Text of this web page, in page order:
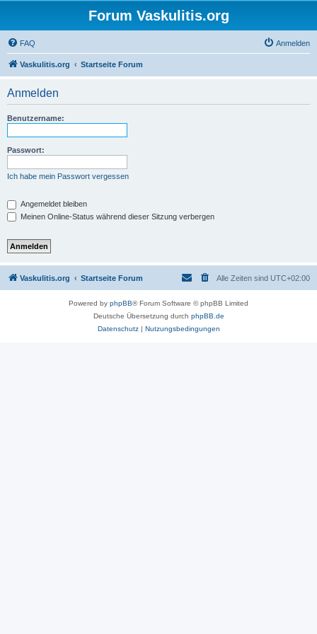
Forum Vaskulitis.org
FAQ Anmelden
Vaskulitis.org Startseite Forum
Anmelden
Benutzername:
Passwort:
Ich habe mein Passwort vergessen
Angemeldet bleiben
Meinen Online-Status während dieser Sitzung verbergen
Vaskulitis.org Startseite Forum Alle Zeiten sind UTC+02:00
Powered by phpBB® Forum Software © phpBB Limited
Deutsche Übersetzung durch phpBB.de
Datenschutz| Nutzungsbedingungen